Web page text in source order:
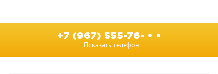
+7 (967) 555-76- • •
Показать телефон